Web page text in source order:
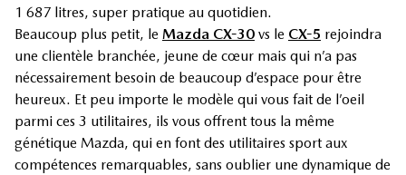
1 687 litres, super pratique au quotidien.
Beaucoup plus petit, le Mazda CX-30 vs le CX-5 rejoindra
une clientèle branchée, jeune de cœur mais qui n’a pas
nécessairement besoin de beaucoup d’espace pour être
heureux. Et peu importe le modèle qui vous fait de l’oeil
parmi ces 3 utilitaires, ils vous offrent tous la même
génétique Mazda, qui en font des utilitaires sport aux
compétences remarquables, sans oublier une dynamique de